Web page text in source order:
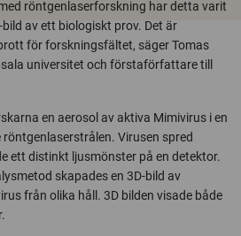
röntgenlaserforskning har detta varit
av ett biologiskt prov. Det är
för forskningsfältet, säger Tomas
universitet och förstaförfattare till
en aerosol av aktiva Mimivirus i en
Virusen spred
ett distinkt ljusmönster på en detektor.
skapades en 3D-bild av
från olika håll. 3D bilden visade både